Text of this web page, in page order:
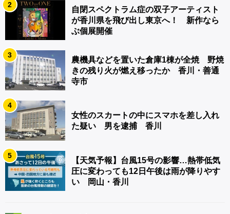
2
自閉スペクトラム症の双子アーティスト
が香川県を飛び出し東京へ！ 新作なら
ぶ個展開催
3
農機具などを置いた倉庫1棟が全焼 野焼
きの残り火が燃え移ったか 香川・善通
寺市
4
女性のスカートの中にスマホを差し入れ
た疑い 男を逮捕 香川
5
【天気予報】台風15号の影響…熱帯低気
圧に変わっても12日午後は雨が降りやす
い 岡山・香川